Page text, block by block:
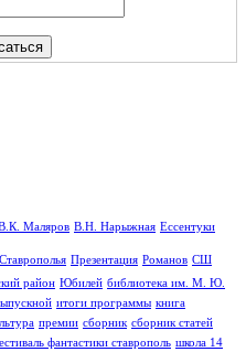
Маляров В.Н. Нарыжная Ессентуки
Презентация Романов СШ
район Юбилей библиотека им. М. Ю.
итоги программы книга
премии сборник сборник статей
фантастики ставрополь школа 14